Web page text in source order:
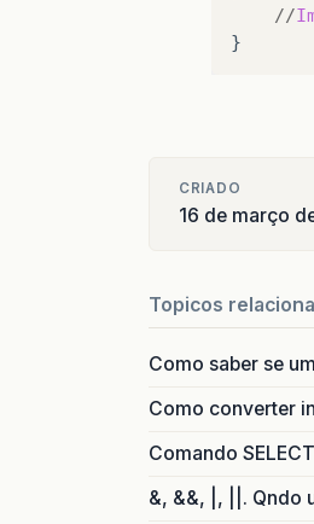
//
CRIADO
16 de março
Topicos
Como saber se
Como converter
Comando
&, &&, |, ||. Qndo